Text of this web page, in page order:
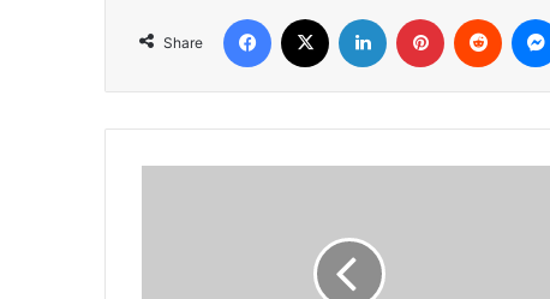
Share
Facebook LinkedIn Pinterest Reddit